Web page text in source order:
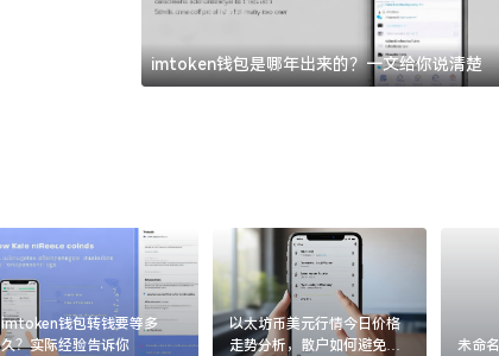
imtoken钱包是哪年出来的？一文给你说清楚
imtoken钱包转钱要等多
久？实际经验告诉你
以太坊币美元行情今日价格
走势分析，散户如何避免追
未命名